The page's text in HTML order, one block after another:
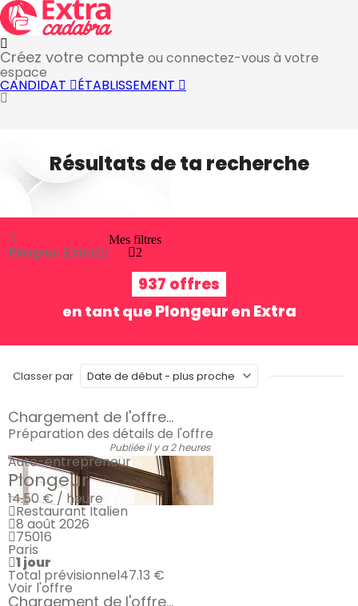
Créez votre compte ou connectez-vous à votre
espace
CANDIDAT ÉTABLISSEMENT
Résultats de ta recherche
Plongeur, Extra2
Mes filtres
2
937 offres
en tant que Plongeur en Extra
Classer par
Chargement de l'offre...
Préparation des détails de l'offre
Publiée il y a 2 heures
Auto-entrepreneur
Plongeur
14.50 € / heure
Restaurant Italien
8 août 2026
75016
Paris
1 jour
Total prévisionnel47.13 €
Voir l'offre
Chargement de l'offre...